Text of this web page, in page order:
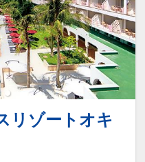
リゾートオキ